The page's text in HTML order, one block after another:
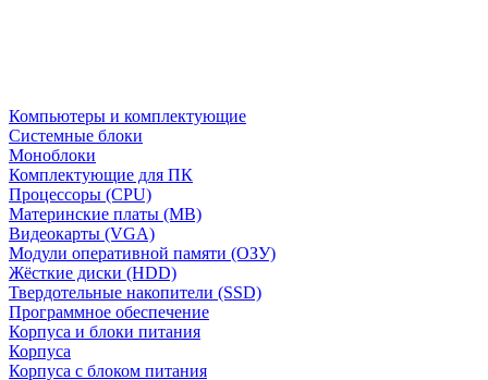
Компьютеры и комплектующие
Системные блоки
Моноблоки
Комплектующие для ПК
Процессоры (CPU)
Материнские платы (MB)
Видеокарты (VGA)
Модули оперативной памяти (ОЗУ)
Жёсткие диски (HDD)
Твердотельные накопители (SSD)
Программное обеспечение
Корпуса и блоки питания
Корпуса
Корпуса с блоком питания